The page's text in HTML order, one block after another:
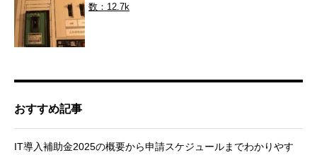
数：12.7k
おすすめ記事
IT導入補助金2025の概要から申請スケジュールまでわかりやす